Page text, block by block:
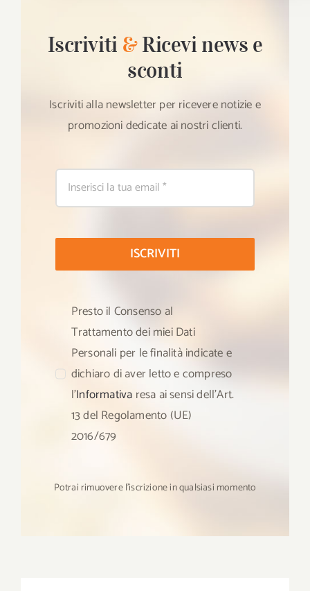
Iscriviti &Ricevi news e
sconti
Iscriviti alla newsletter per ricevere notizie e
promozioni dedicate ai nostri clienti.
ISCRIVITI
Presto il Consenso al
Trattamento dei miei Dati
Personali per le finalità indicate e
dichiaro di aver letto e compreso
l’Informativa resa ai sensi dell’Art.
13 del Regolamento (UE)
2016/679
Potrai rimuovere l’iscrizione in qualsiasi momento